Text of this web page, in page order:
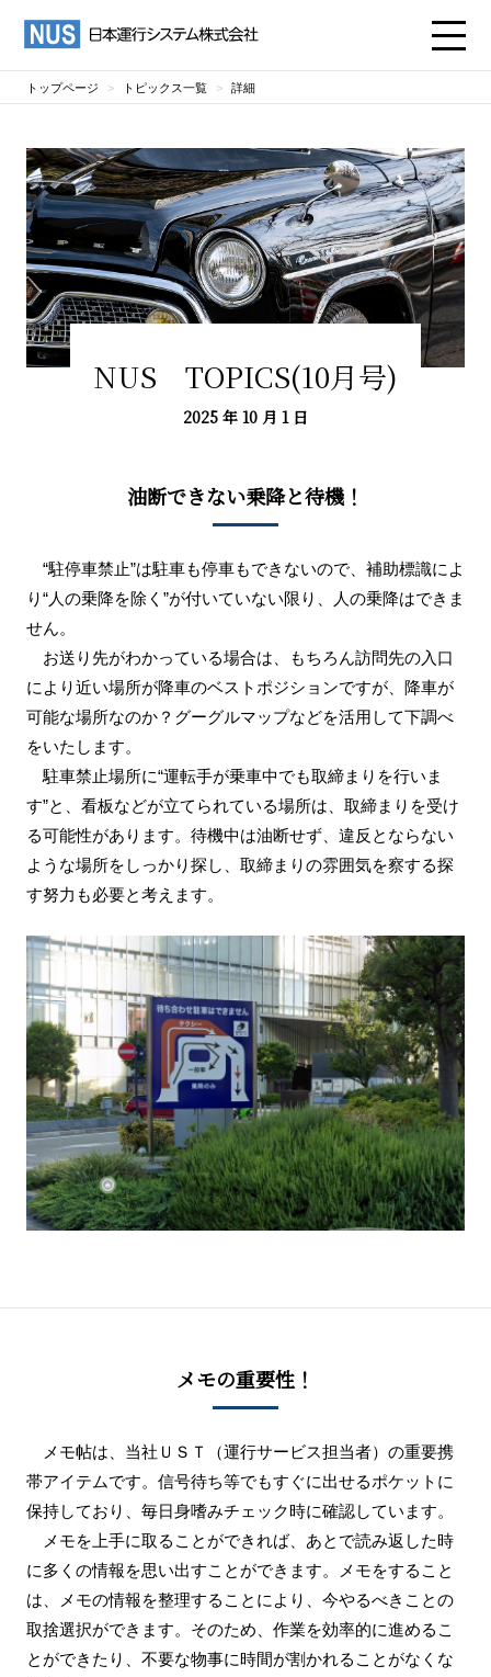
トップページ トピックス一覧 詳細
NUS TOPICS(10月号)
2025 年 10 月 1 日
油断できない乗降と待機！
“駐停車禁止”は駐車も停車もできないので、補助標識によ
り“人の乗降を除く”が付いていない限り、人の乗降はできま
せん。
お送り先がわかっている場合は、もちろん訪問先の入口
により近い場所が降車のベストポジションですが、降車が
可能な場所なのか？グーグルマップなどを活用して下調べ
をいたします。
駐車禁止場所に“運転手が乗車中でも取締まりを行いま
す”と、看板などが立てられている場所は、取締まりを受け
る可能性があります。待機中は油断せず、違反とならない
ような場所をしっかり探し、取締まりの雰囲気を察する探
す努力も必要と考えます。
メモの重要性！
メモ帖は、当社ＵＳＴ（運行サービス担当者）の重要携
帯アイテムです。信号待ち等でもすぐに出せるポケットに
保持しており、毎日身嗜みチェック時に確認しています。
メモを上手に取ることができれば、あとで読み返した時
に多くの情報を思い出すことができます。メモをすること
は、メモの情報を整理することにより、今やるべきことの
取捨選択ができます。そのため、作業を効率的に進めるこ
とができたり、不要な物事に時間が割かれることがなくな